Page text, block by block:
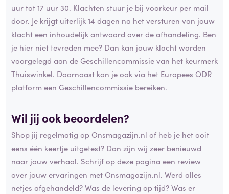
uur tot 17 uur 30. Klachten stuur je bij voorkeur per mail
door. Je krijgt uiterlijk 14 dagen na het versturen van jouw
klacht een inhoudelijk antwoord over de afhandeling. Ben
je hier niet tevreden mee? Dan kan jouw klacht worden
voorgelegd aan de Geschillencommissie van het keurmerk
Thuiswinkel. Daarnaast kan je ook via het Europees ODR
platform een Geschillencommissie bereiken.
Wil jij ook beoordelen?
Shop jij regelmatig op Onsmagazijn.nl of heb je het ooit
eens één keertje uitgetest? Dan zijn wij zeer benieuwd
naar jouw verhaal. Schrijf op deze pagina een review
over jouw ervaringen met Onsmagazijn.nl. Werd alles
netjes afgehandeld? Was de levering op tijd? Was er